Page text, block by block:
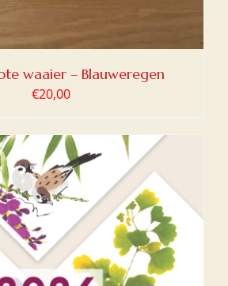
waaier – Blauweregen
€20,00